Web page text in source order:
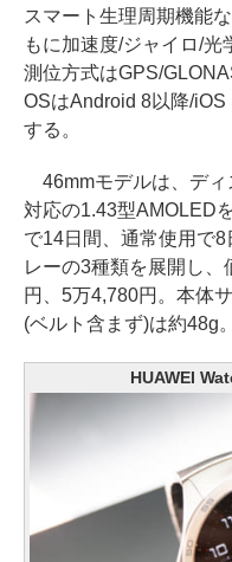
スマート生理周期機能
もに加速度/ジャイロ/光
測位方式はGPS/
OSはAndroid 8以降/
する。
46mmモデルは、ディ
対応の1.43型AMOLED
で14日間、通常使用で
レーの3種類を展開し
円、5万4,780円。本体
(ベルト含まず)は約48g。
HUAWEI